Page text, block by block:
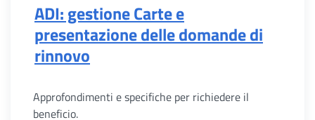
ADI: gestione Carte e
presentazione delle domande di
rinnovo
Approfondimenti e specifiche per richiedere il
beneficio.